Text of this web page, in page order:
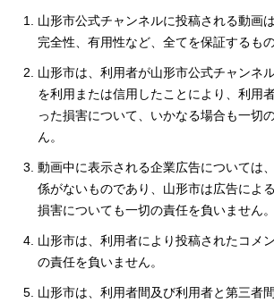
山形市公式チャンネルに投稿される動画
完全性、有用性など、全てを保証するも
山形市は、利用者が山形市公式チャンネ
を利用または信用したことにより、利用
った損害について、いかなる場合も一切
ん。
動画中に表示される企業広告については
係がないものであり、山形市は広告によ
損害についても一切の責任を負いません。
山形市は、利用者により投稿されたコメ
の責任を負いません。
山形市は、利用者間及び利用者と第三者